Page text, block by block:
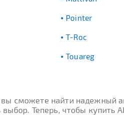
Pointer
T-Roc
Touareg
сможете найти надежный
Теперь, чтобы купить